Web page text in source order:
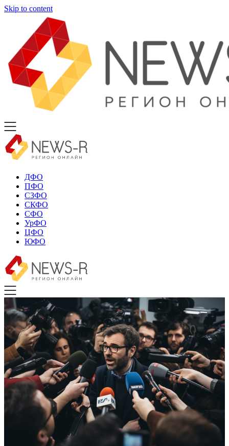
Skip to content
ДФО
ПФО
СЗФО
СКФО
СФО
УрФО
ЦФО
ЮФО